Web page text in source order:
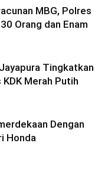
MBG, Polres
Orang dan Enam
Tingkatkan
Merah Putih
Dengan
Honda